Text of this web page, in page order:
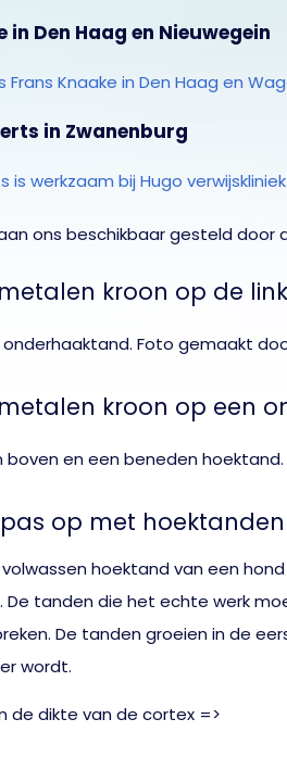
Den Haag en Nieuwegein
in Zwanenburg
ons beschikbaar gesteld door
kroon op de
kroon op een
op met
hoektand van een
De tanden die het echte werk
De tanden groeien in de
wordt.
de dikte van de cortex =>